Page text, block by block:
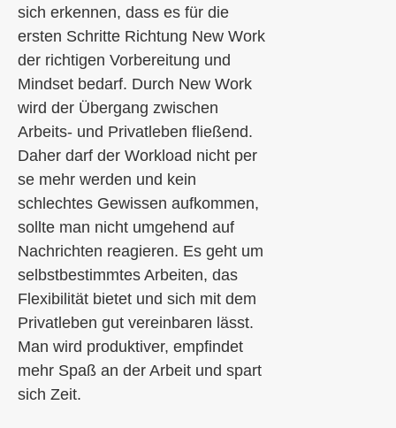
sich erkennen, dass es für die
ersten Schritte Richtung New Work
der richtigen Vorbereitung und
Mindset bedarf. Durch New Work
wird der Übergang zwischen
Arbeits- und Privatleben fließend.
Daher darf der Workload nicht per
se mehr werden und kein
schlechtes Gewissen aufkommen,
sollte man nicht umgehend auf
Nachrichten reagieren. Es geht um
selbstbestimmtes Arbeiten, das
Flexibilität bietet und sich mit dem
Privatleben gut vereinbaren lässt.
Man wird produktiver, empfindet
mehr Spaß an der Arbeit und spart
sich Zeit.